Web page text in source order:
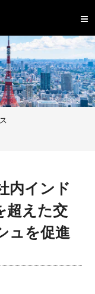
内インド
超えた交
ュを促進